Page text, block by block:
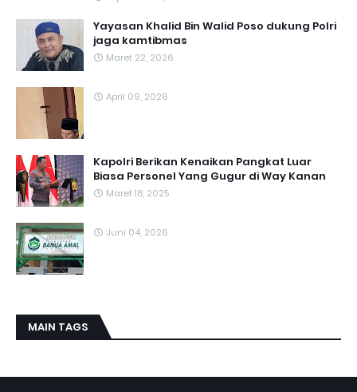
Yayasan Khalid Bin Walid Poso dukung Polri
jaga kamtibmas
Maret 22, 2026
April 09, 2026
Kapolri Berikan Kenaikan Pangkat Luar
Biasa Personel Yang Gugur di Way Kanan
Maret 18, 2025
Juni 04, 2026
MAIN TAGS